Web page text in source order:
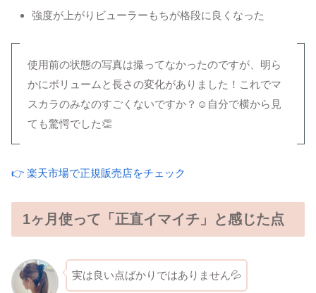
強度が上がりビューラーもちが格段に良くなった
使用前の状態の写真は撮ってなかったのですが、明ら
かにボリュームと長さの変化がありました！これでマ
スカラのみなのすごくないですか？☺自分で横から見
ても驚愕でした👏
👉 楽天市場で正規販売店をチェック
1ヶ月使って「正直イマイチ」と感じた点
実は良い点ばかりではありません💦